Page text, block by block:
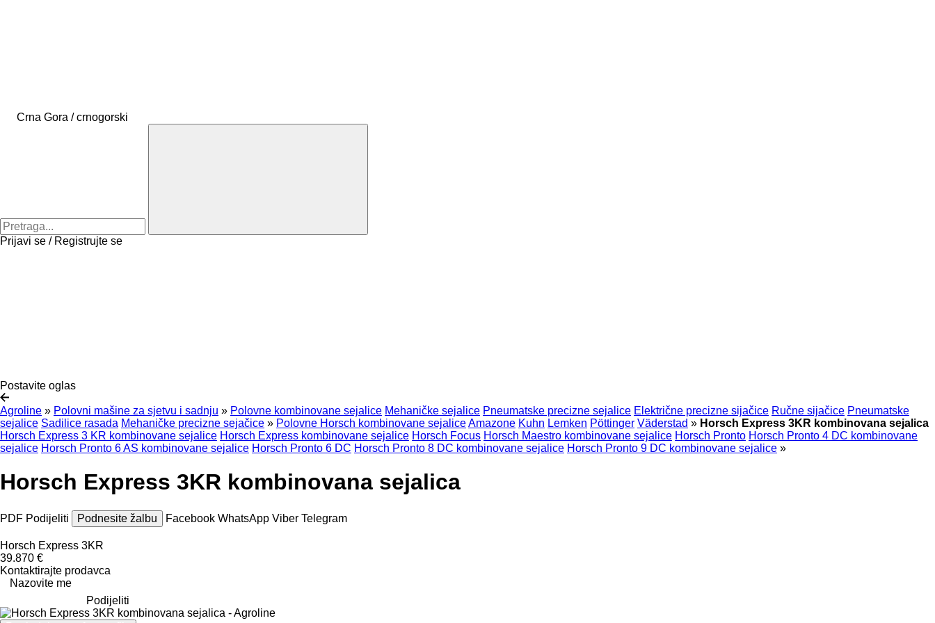
Crna Gora / crnogorski
Prijavi se / Registrujte se
Postavite oglas
Agroline » Polovni mašine za sjetvu i sadnju » Polovne kombinovane sejalice Mehaničke sejalice Pneumatske precizne sejalice Električne precizne sijačice Ručne sijačice Pneumatske
sejalice Sadilice rasada Mehaničke precizne sejačice » Polovne Horsch kombinovane sejaliceAmazone Kuhn Lemken Pöttinger Väderstad » Horsch Express 3KR kombinovana sejalica
Horsch Express 3 KR kombinovane sejalice Horsch Express kombinovane sejalice Horsch Focus Horsch Maestro kombinovane sejalice Horsch Pronto Horsch Pronto 4 DC kombinovane
sejalice Horsch Pronto 6 AS kombinovane sejalice Horsch Pronto 6 DC Horsch Pronto 8 DC kombinovane sejalice Horsch Pronto 9 DC kombinovane sejalice »
Horsch Express 3KR kombinovana sejalica
PDF Podijeliti Podnesite žalbu Facebook WhatsApp Viber Telegram
Horsch Express 3KR
39.870 €
Kontaktirajte prodavca
Nazovite me
Podijeliti